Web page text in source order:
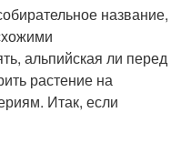
название,
альпийская ли перед
растение на
Итак, если